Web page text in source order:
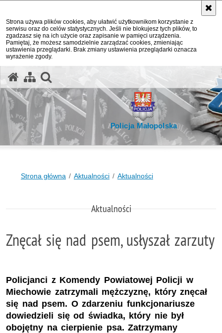
Strona używa plików cookies, aby ułatwić użytkownikom korzystanie z
serwisu oraz do celów statystycznych. Jeśli nie blokujesz tych plików, to
zgadzasz się na ich użycie oraz zapisanie w pamięci urządzenia.
Pamiętaj, że możesz samodzielnie zarządzać cookies, zmieniając
ustawienia przeglądarki. Brak zmiany ustawienia przeglądarki oznacza
wyrażenie zgody.
Policja Małopolska
Strona główna Aktualności Aktualności
Aktualności
Znęcał się nad psem, usłyszał zarzuty
Policjanci z Komendy Powiatowej Policji w
Miechowie zatrzymali mężczyznę, który znęcał
się nad psem. O zdarzeniu funkcjonariusze
dowiedzieli się od świadka, który nie był
obojętny na cierpienie psa. Zatrzymany